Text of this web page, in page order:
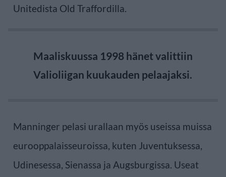
Unitedista Old Traffordilla.
Maaliskuussa 1998 hänet valittiin
Valioliigan kuukauden pelaajaksi.
Manninger pelasi urallaan myös useissa muissa
eurooppalaisseuroissa, kuten Juventuksessa,
Udinesessa, Sienassa ja Augsburgissa. Useat